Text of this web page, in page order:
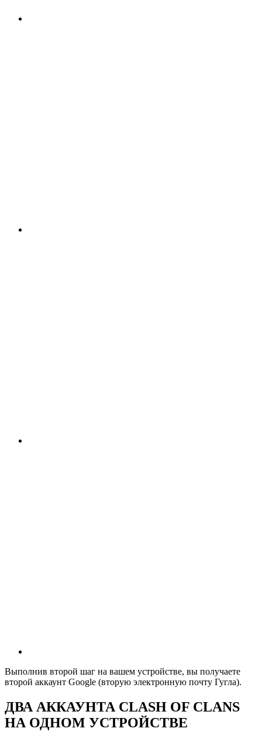
Выполнив второй шаг на вашем устройстве, вы получаете
второй аккаунт Google (вторую электронную почту Гугла).
ДВА АККАУНТА CLASH OF CLANS
НА ОДНОМ УСТРОЙСТВЕ